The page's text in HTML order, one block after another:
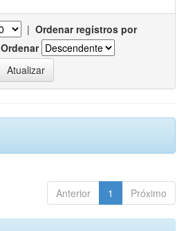
| Ordenar registros por
Ordenar
Anterior 1 Próximo